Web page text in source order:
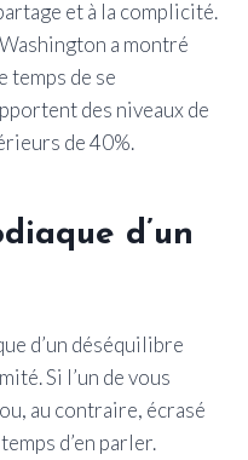
et à la complicité.
a montré
temps de se
des niveaux de
de 40%.
d’un
d’un déséquilibre
Si l’un de vous
au contraire, écrasé
d’en parler.